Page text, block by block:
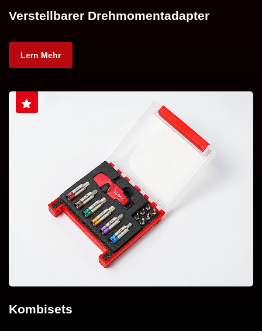
Verstellbarer Drehmomentadapter
Lern Mehr
Kombisets